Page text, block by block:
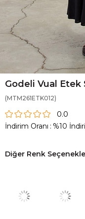
Godeli Vual Etek
(MTM261ETK012)
0.0
İndirim Oranı : %10
Diğer Renk